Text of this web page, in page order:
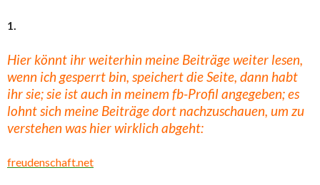
1.
Hier könnt ihr weiterhin meine Beiträge weiter lesen,
wenn ich gesperrt bin, speichert die Seite, dann habt
ihr sie; sie ist auch in meinem fb-Profil angegeben; es
lohnt sich meine Beiträge dort nachzuschauen, um zu
verstehen was hier wirklich abgeht:
freudenschaft.net